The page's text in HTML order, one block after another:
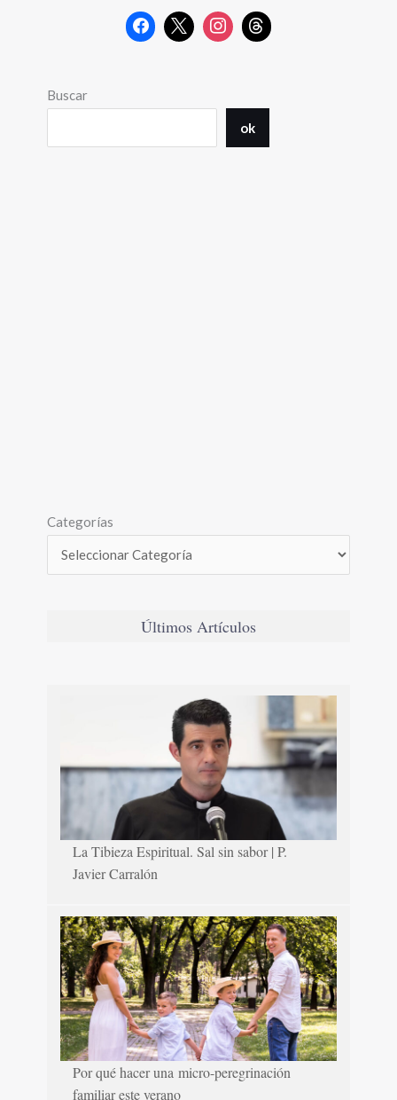
Buscar
ok
Categorías
Últimos Artículos
La Tibieza Espiritual. Sal sin sabor | P.
Javier Carralón
Por qué hacer una micro-peregrinación
familiar este verano